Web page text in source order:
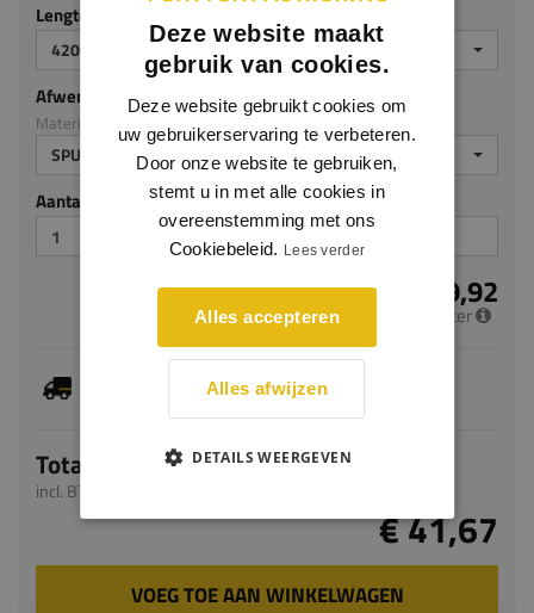
Lengte (mm)
4200 MM
Afwerking
Materiaal: Hardhout
SPUITPLAMUUR
Aantal stuks
€ 9,92
per meter
Dit artikel is voorradig, de verwachte levertijd
bedraagt 1-3 werkdagen
Totaal
incl. BTW
€ 41,67
VOEG TOE AAN WINKELWAGEN
Deze website maakt
gebruik van cookies.
Deze website gebruikt cookies om
uw gebruikerservaring te verbeteren.
Door onze website te gebruiken,
stemt u in met alle cookies in
overeenstemming met ons
Cookiebeleid. Lees verder
Alles accepteren
Alles afwijzen
DETAILS WEERGEVEN